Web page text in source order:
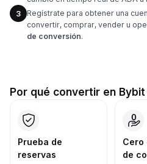
3
Regístrate para obtener una
convertir, comprar, vender u
de conversión.
Por qué convertir en
Prueba de
reservas
Cero
de